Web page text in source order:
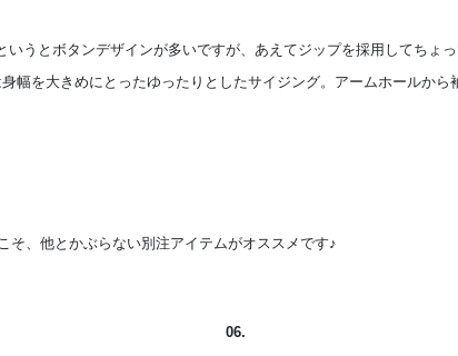
うとボタンデザインが多いですが、あえてジップを採用してちょ
幅を大きめにとったゆったりとしたサイジング。アームホールか
そ、他とかぶらない別注アイテムがオススメです♪
06.